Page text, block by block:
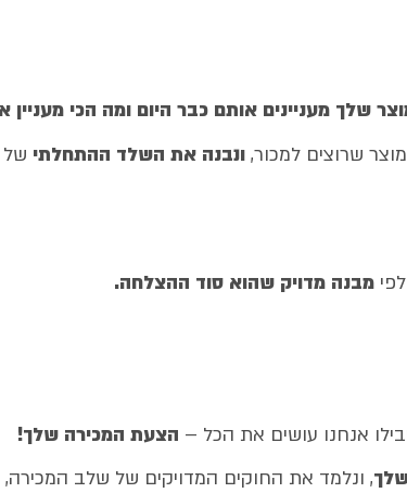
שלך מעניינים אותם כבר היום ומה הכי מעניין
שרוצים למכור, ונבנה את השלד ההתחלתי
מבנה מדויק שהוא סוד ההצלחה.
אנחנו עושים את הכל – הצעת המכירה שלך!
, ונלמד את החוקים המדויקים של שלב המכירה,